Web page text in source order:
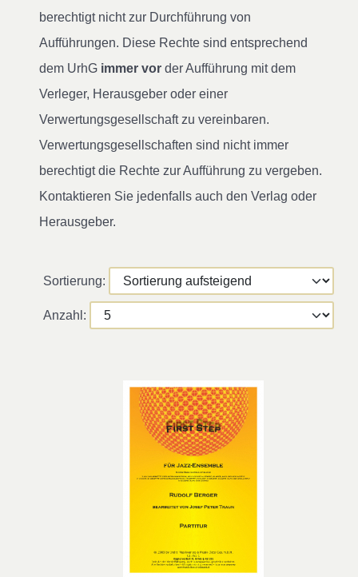
berechtigt nicht zur Durchführung von
Aufführungen. Diese Rechte sind entsprechend
dem UrhG immer vor der Aufführung mit dem
Verleger, Herausgeber oder einer
Verwertungsgesellschaft zu vereinbaren.
Verwertungsgesellschaften sind nicht immer
berechtigt die Rechte zur Aufführung zu vergeben.
Kontaktieren Sie jedenfalls auch den Verlag oder
Herausgeber.
Sortierung:
Anzahl: